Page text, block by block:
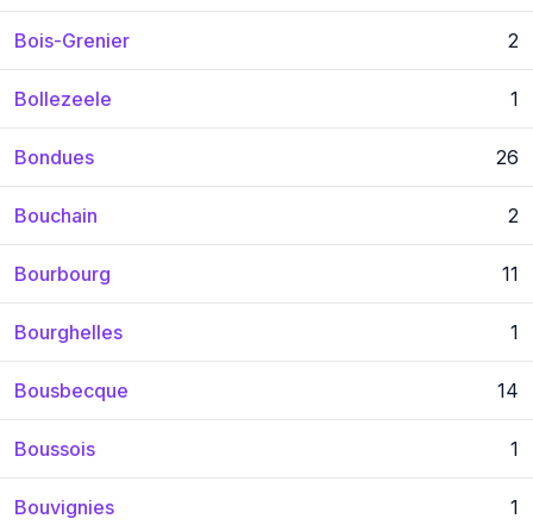
Bois-Grenier 2
Bollezeele 1
Bondues 26
Bouchain 2
Bourbourg 11
Bourghelles 1
Bousbecque 14
Boussois 1
Bouvignies 1